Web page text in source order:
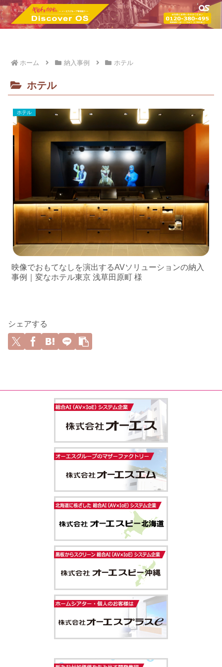
ホーム 納入事例 ホテル
ホテル
ホテル
映像でおもてなしを演出するAVソリューションの納入
事例｜変なホテル東京 浅草田原町 様
シェアする